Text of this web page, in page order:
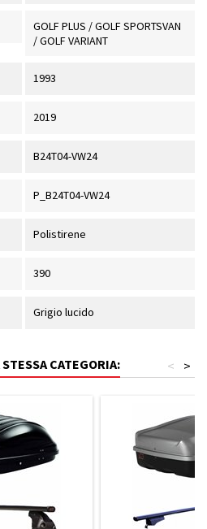
GOLF PLUS / GOLF SPORTSVAN
/ GOLF VARIANT
1993
2019
B24T04-VW24
P_B24T04-VW24
Polistirene
390
Grigio lucido
CATEGORIA: >
<